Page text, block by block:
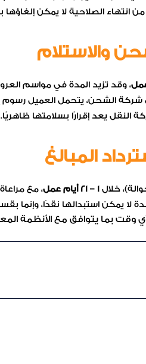
انتهاء الصلاحية لا يمكن
والاستلام
، وقد تزيد المدة في مواسم
الشحن، يتحمل العميل رسوم
يعد إقرارًا بسلامتها ظاهريًا.
المبالغ
خلال 1 – 21 أيام عمل
، مع
لا يمكن استبدالها نقدًا، وإنما
بما يتوافق مع الأنظمة